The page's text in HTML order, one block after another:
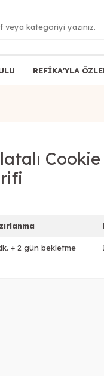
REFİKA'YLA
Cookie
+ 2 gün bekletme